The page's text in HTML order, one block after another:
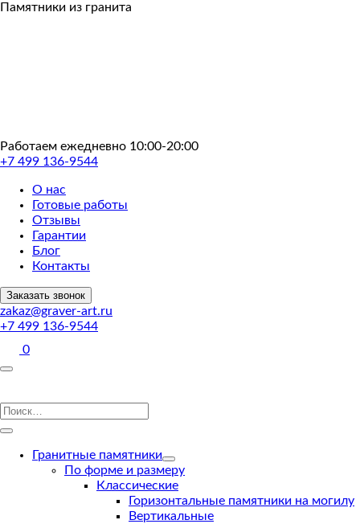
Пропустить
Памятники из гранита
Работаем ежедневно 10:00-20:00
+7 499 136-9544
О нас
Готовые работы
Отзывы
Гарантии
Блог
Контакты
Заказать звонок
zakaz@graver-art.ru
+7 499 136-9544
0
Гранитные памятники
По форме и размеру
Классические
Горизонтальные памятники на могилу
Вертикальные